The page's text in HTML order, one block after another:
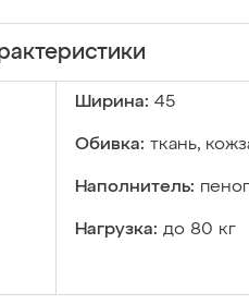
Ширина: 45
Обивка: ткань,
Наполнитель:
Нагрузка: до 80 кг